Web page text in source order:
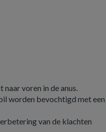
voren in de anus.
worden bevochtigd met een
van de klachten